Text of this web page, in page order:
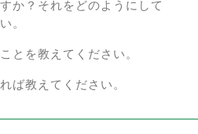
か？それをどのようにして
。
とを教えてください。
ば教えてください。